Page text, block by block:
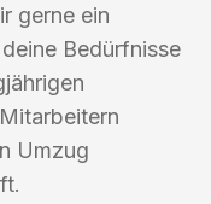
gerne ein
Bedürfnisse
Umzug